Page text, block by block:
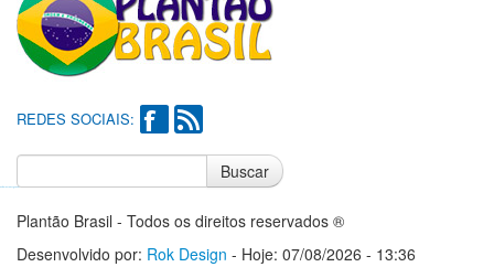
REDES SOCIAIS:
Buscar
Plantão Brasil - Todos os direitos reservados ®
Desenvolvido por: Rok Design - Hoje: 07/08/2026 - 13:36